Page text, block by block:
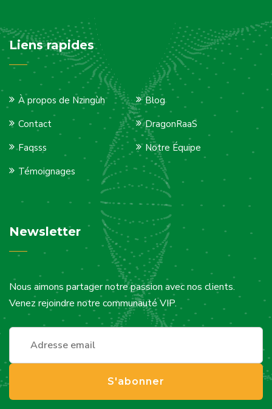
Liens rapides
À propos de Nzingùh
Blog
Contact
DragonRaaS
Faqsss
Notre Équipe
Témoignages
Newsletter
Nous aimons partager notre passion avec nos clients.
Venez rejoindre notre communauté VIP.
S'abonner